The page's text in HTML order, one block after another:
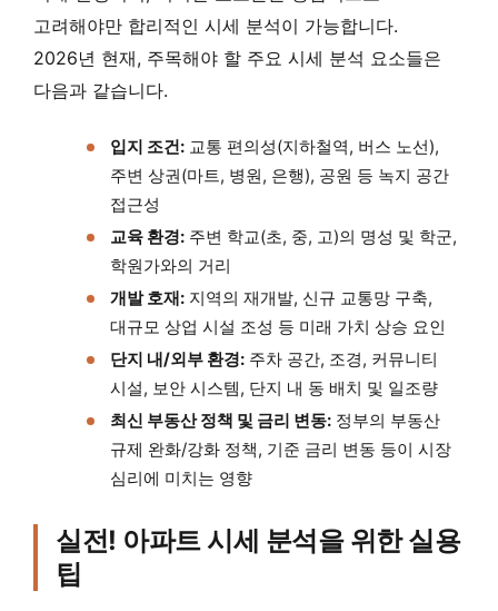
고려해야만 합리적인 시세 분석이 가능합니다.
2026년 현재, 주목해야 할 주요 시세 분석 요소들은
다음과 같습니다.
입지 조건: 교통 편의성(지하철역, 버스 노선),
주변 상권(마트, 병원, 은행), 공원 등 녹지 공간
접근성
교육 환경: 주변 학교(초, 중, 고)의 명성 및 학군,
학원가와의 거리
개발 호재: 지역의 재개발, 신규 교통망 구축,
대규모 상업 시설 조성 등 미래 가치 상승 요인
단지 내/외부 환경: 주차 공간, 조경, 커뮤니티
시설, 보안 시스템, 단지 내 동 배치 및 일조량
최신 부동산 정책 및 금리 변동: 정부의 부동산
규제 완화/강화 정책, 기준 금리 변동 등이 시장
심리에 미치는 영향
실전! 아파트 시세 분석을 위한 실용
팁